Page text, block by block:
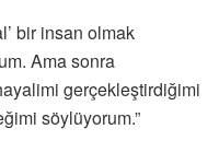
bir insan olmak
Ama sonra
gerçekleştirdiğimi
söylüyorum.”